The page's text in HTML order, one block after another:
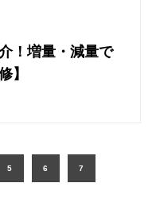
！増量・減量で
】
5 6 7